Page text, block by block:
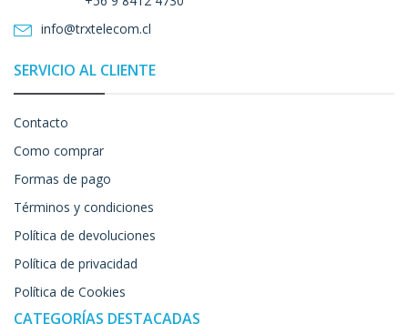
info@trxtelecom.cl
SERVICIO AL CLIENTE
Contacto
Como comprar
Formas de pago
Términos y condiciones
Política de devoluciones
Política de privacidad
Política de Cookies
CATEGORÍAS DESTACADAS